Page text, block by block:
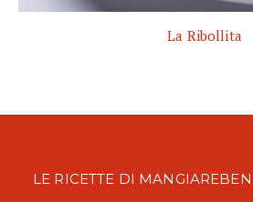
La Ribollita
LE RICETTE DI